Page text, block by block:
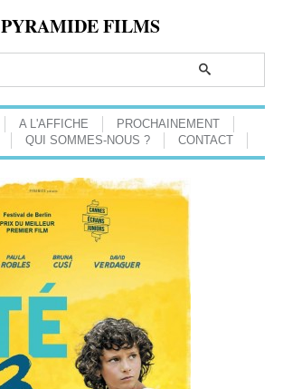
PYRAMIDE FILMS
A L'AFFICHE
PROCHAINEMENT
QUI SOMMES-NOUS ? CONTACT